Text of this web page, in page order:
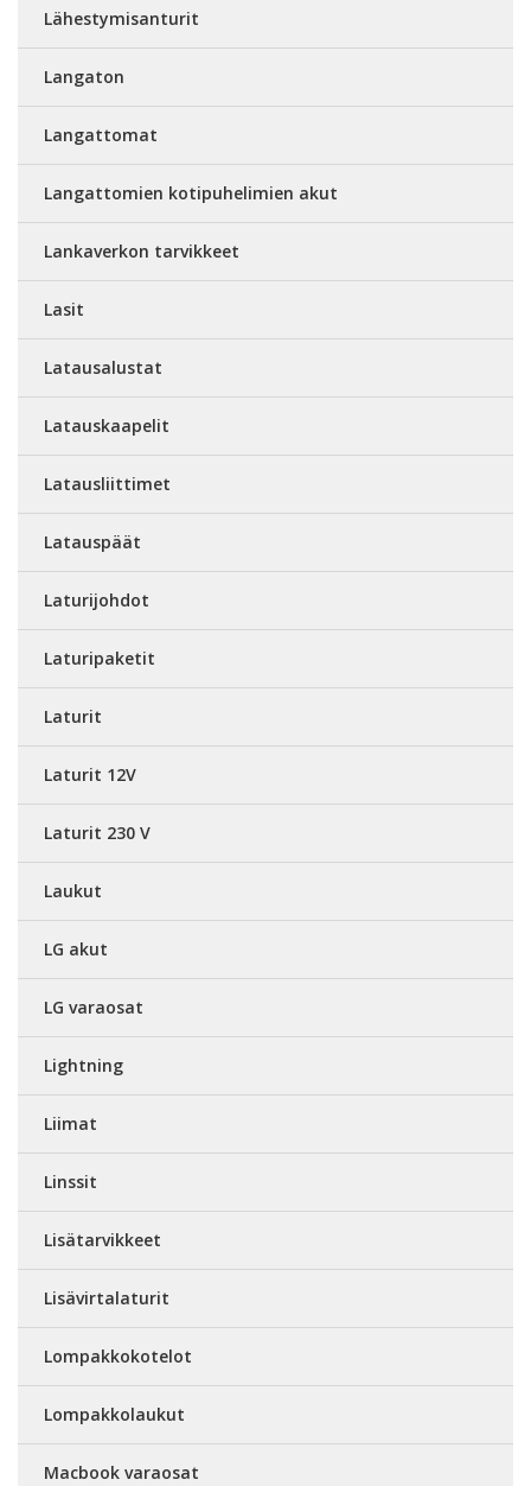
Lähestymisanturit
Langaton
Langattomat
Langattomien kotipuhelimien akut
Lankaverkon tarvikkeet
Lasit
Latausalustat
Latauskaapelit
Latausliittimet
Latauspäät
Laturijohdot
Laturipaketit
Laturit
Laturit 12V
Laturit 230 V
Laukut
LG akut
LG varaosat
Lightning
Liimat
Linssit
Lisätarvikkeet
Lisävirtalaturit
Lompakkokotelot
Lompakkolaukut
Macbook varaosat